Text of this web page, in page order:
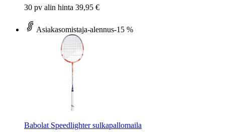
30 pv alin hinta 39,95 €
Asiakasomistaja-alennus-15 %
Babolat Speedlighter sulkapallomaila